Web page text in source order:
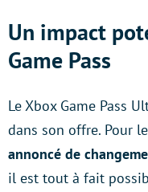
Un impact
Game Pass
Le Xbox Game Pass
dans son offre. Pour
annoncé de
il est tout à fait